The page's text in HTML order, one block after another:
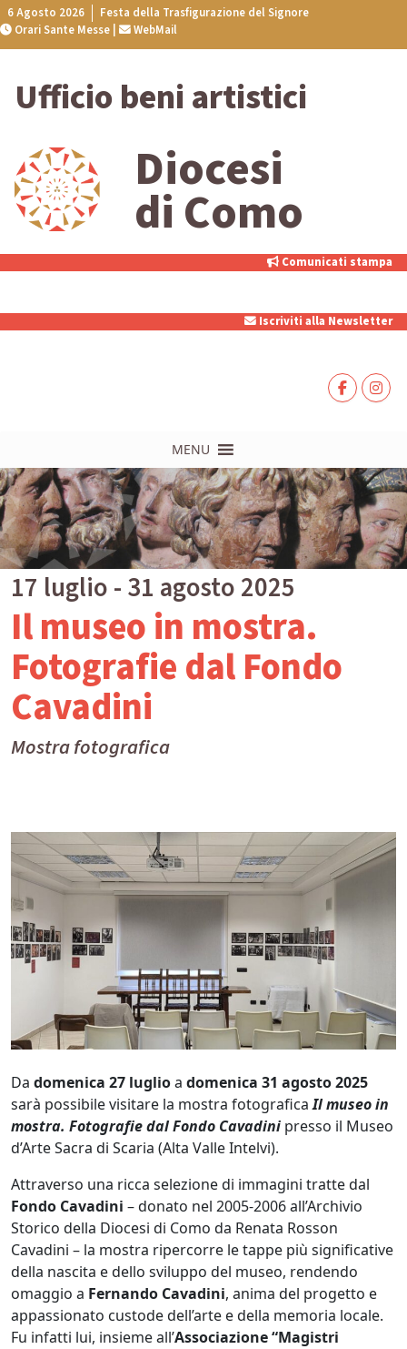
Skip
to
content
6 Agosto 2026
Festa della Trasfigurazione del Signore
Orari Sante Messe
WebMail
Ufficio beni artistici
Diocesi
di Como
Comunicati stampa
Iscriviti alla Newsletter
MENU
17 luglio - 31 agosto 2025
Il museo in mostra.
Fotografie dal Fondo
Cavadini
Mostra fotografica
Da domenica 27 luglioa domenica 31 agosto 2025
sarà possibile visitare la mostra fotograficaIl museo in
mostra. Fotografie dal Fondo Cavadini presso il Museo
d’Arte Sacra di Scaria (Alta Valle Intelvi).
Attraverso una ricca selezione di immagini tratte dal
Fondo Cavadini – donato nel 2005-2006 all’Archivio
Storico della Diocesi di Como da Renata Rosson
Cavadini – la mostra ripercorre le tappe più significative
della nascita e dello sviluppo del museo, rendendo
omaggio a Fernando Cavadini, anima del progetto e
appassionato custode dell’arte e della memoria locale.
Fu infatti lui, insieme all’Associazione “Magistri